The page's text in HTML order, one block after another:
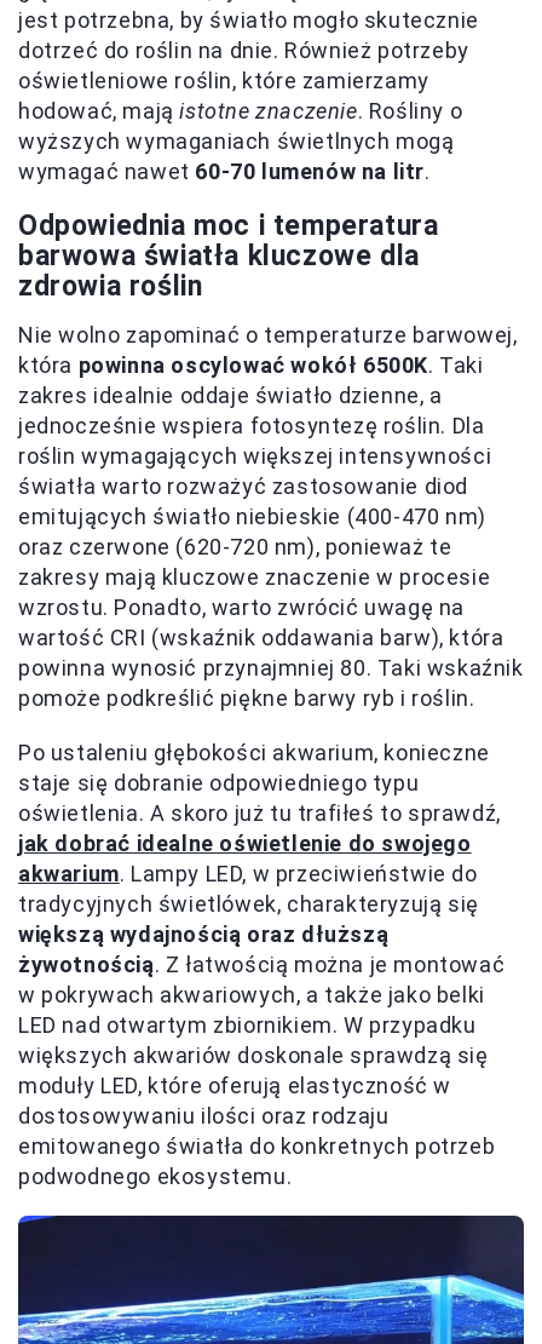
jest potrzebna, by światło mogło skutecznie
dotrzeć do roślin na dnie. Również potrzeby
oświetleniowe roślin, które zamierzamy
hodować, mająistotne znaczenie. Rośliny o
wyższych wymaganiach świetlnych mogą
wymagać nawet 60-70 lumenów na litr.
Odpowiednia moc i temperatura
barwowa światła kluczowe dla
zdrowia roślin
Nie wolno zapominać o temperaturze barwowej,
która powinna oscylować wokół 6500K. Taki
zakres idealnie oddaje światło dzienne, a
jednocześnie wspiera fotosyntezę roślin. Dla
roślin wymagających większej intensywności
światła warto rozważyć zastosowanie diod
emitujących światło niebieskie (400-470 nm)
oraz czerwone (620-720 nm), ponieważ te
zakresy mają kluczowe znaczenie w procesie
wzrostu. Ponadto, warto zwrócić uwagę na
wartość CRI (wskaźnik oddawania barw), która
powinna wynosić przynajmniej 80. Taki wskaźnik
pomoże podkreślić piękne barwy ryb i roślin.
Po ustaleniu głębokości akwarium, konieczne
staje się dobranie odpowiedniego typu
oświetlenia. A skoro już tu trafiłeś to sprawdź,
jak dobrać idealne oświetlenie do swojego
akwarium. Lampy LED, w przeciwieństwie do
tradycyjnych świetlówek, charakteryzują się
większą wydajnością oraz dłuższą
żywotnością. Z łatwością można je montować
w pokrywach akwariowych, a także jako belki
LED nad otwartym zbiornikiem. W przypadku
większych akwariów doskonale sprawdzą się
moduły LED, które oferują elastyczność w
dostosowywaniu ilości oraz rodzaju
emitowanego światła do konkretnych potrzeb
podwodnego ekosystemu.